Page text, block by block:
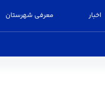
اخبار معرفی شهرستان